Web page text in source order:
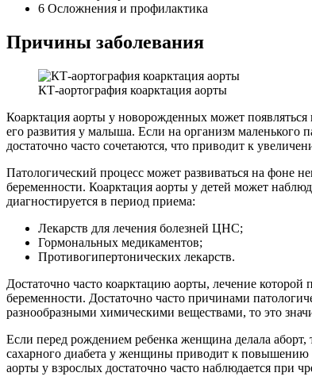
6 Осложнения и профилактика
Причины заболевания
КТ-аортография коарктация аорты
Коарктация аорты у новорожденных может появляться
его развития у малыша. Если на организм маленького
достаточно часто сочетаются, что приводит к
Патологический процесс может развиваться на фоне
беременности. Коарктация аорты у детей может
диагностируется в период приема:
Лекарств для лечения болезней ЦНС;
Гормональных медикаментов;
Противогипертонических лекарств.
Достаточно часто коарктацию аорты, лечение
беременности. Достаточно часто причинами
разнообразными химическими веществами, то это
Если перед рождением ребенка женщина делала аборт,
сахарного диабета у женщины приводит к повышению
аорты у взрослых достаточно часто наблюдается при